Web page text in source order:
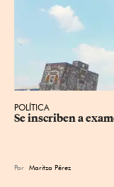
POLÍTICA
Se inscriben a
Por Maritza Pérez